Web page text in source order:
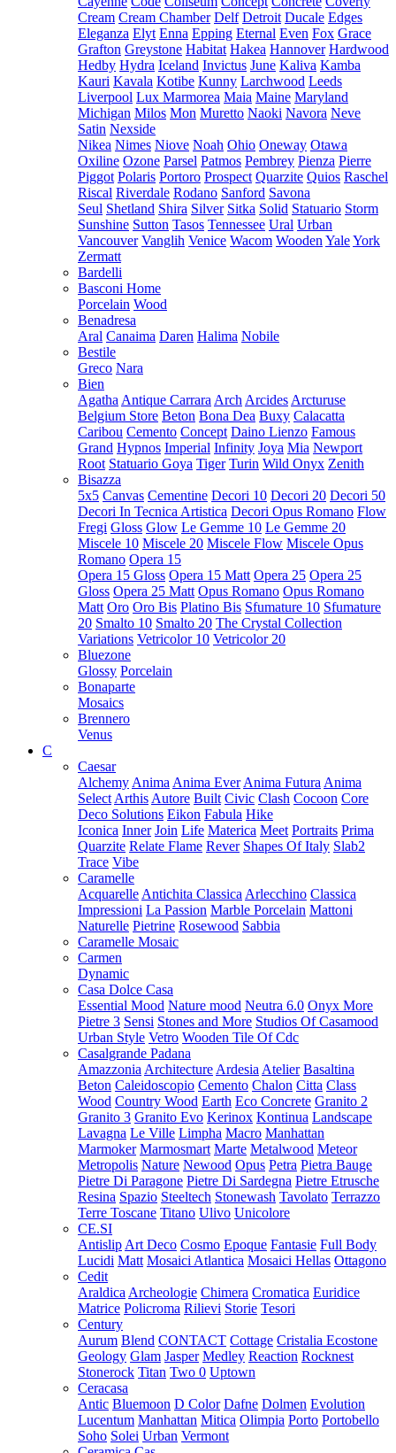
Cream Cream Chamber Delf Detroit Ducale Edges
Eleganza Elyt Enna Epping Eternal Even Fox Grace
Grafton Greystone Habitat Hakea Hannover Hardwood
Hedby Hydra Iceland Invictus June Kaliva Kamba
Kauri Kavala Kotibe Kunny Larchwood Leeds
Liverpool Lux Marmorea Maia Maine Maryland
Michigan Milos Mon Muretto Naoki Navora Neve
Satin Nexside
Nikea Nimes Niove Noah Ohio Oneway Otawa
Oxiline Ozone Parsel Patmos Pembrey Pienza Pierre
Piggot Polaris Portoro Prospect Quarzite Quios Raschel
Riscal Riverdale Rodano Sanford Savona
Seul Shetland Shira Silver Sitka Solid Statuario Storm
Sunshine Sutton Tasos Tennessee Ural Urban
Vancouver Vanglih Venice Wacom Wooden YaleYork
Zermatt
Bardelli
Basconi Home
Porcelain Wood
Benadresa
Aral Canaima Daren Halima Nobile
Bestile
Greco Nara
Bien
Agatha Antique Carrara Arch Arcides Arcturuse
Belgium Store Beton Bona Dea Buxy Calacatta
Caribou Cemento Concept Daino Lienzo Famous
Grand Hypnos Imperial Infinity Joya Mia Newport
Root Statuario Goya Tiger Turin Wild Onyx Zenith
Bisazza
5x5 Canvas Cementine Decori 10 Decori 20 Decori 50
Decori In Tecnica Artistica Decori Opus Romano Flow
Fregi Gloss Glow Le Gemme 10 Le Gemme 20
Miscele 10 Miscele 20 Miscele Flow Miscele Opus
Romano Opera 15
Opera 15 Gloss Opera 15 Matt Opera 25 Opera 25
Gloss Opera 25 Matt Opus Romano Opus Romano
Matt Oro Oro Bis Platino Bis Sfumature 10 Sfumature
20 Smalto 10 Smalto 20 The Crystal Collection
Variations Vetricolor 10 Vetricolor 20
Bluezone
Glossy Porcelain
Bonaparte
Mosaics
Brennero
Venus
C
Caesar
Alchemy Anima Anima Ever Anima Futura Anima
Select Arthis Autore Built Civic Clash Cocoon Core
Deco Solutions Eikon Fabula Hike
Iconica Inner Join Life Materica Meet Portraits Prima
Quarzite Relate Flame Rever Shapes Of Italy Slab2
Trace Vibe
Caramelle
Acquarelle Antichita Classica Arlecchino Classica
Impressioni La Passion Marble Porcelain Mattoni
Naturelle Pietrine Rosewood Sabbia
Caramelle Mosaic
Carmen
Dynamic
Casa Dolce Casa
Essential Mood Nature mood Neutra 6.0 Onyx More
Pietre 3 Sensi Stones and More Studios Of Casamood
Urban Style Vetro Wooden Tile Of Cdc
Casalgrande Padana
Amazzonia Architecture Ardesia Atelier Basaltina
Beton Caleidoscopio Cemento Chalon Citta Class
Wood Country Wood Earth Eco Concrete Granito 2
Granito 3 Granito Evo Kerinox Kontinua Landscape
Lavagna Le Ville Limpha Macro Manhattan
Marmoker Marmosmart Marte Metalwood Meteor
Metropolis Nature Newood Opus Petra Pietra Bauge
Pietre Di Paragone Pietre Di Sardegna Pietre Etrusche
Resina Spazio Steeltech Stonewash Tavolato Terrazzo
Terre Toscane Titano Ulivo Unicolore
CE.SI
Antislip Art Deco Cosmo Epoque Fantasie Full Body
Lucidi Matt Mosaici Atlantica Mosaici Hellas Ottagono
Cedit
Araldica Archeologie Chimera Cromatica Euridice
Matrice Policroma Rilievi Storie Tesori
Century
Aurum Blend CONTACT Cottage Cristalia Ecostone
Geology Glam Jasper Medley Reaction Rocknest
Stonerock Titan Two 0 Uptown
Ceracasa
Antic Bluemoon D Color Dafne Dolmen Evolution
Lucentum Manhattan Mitica Olimpia Porto Portobello
Soho Solei Urban Vermont